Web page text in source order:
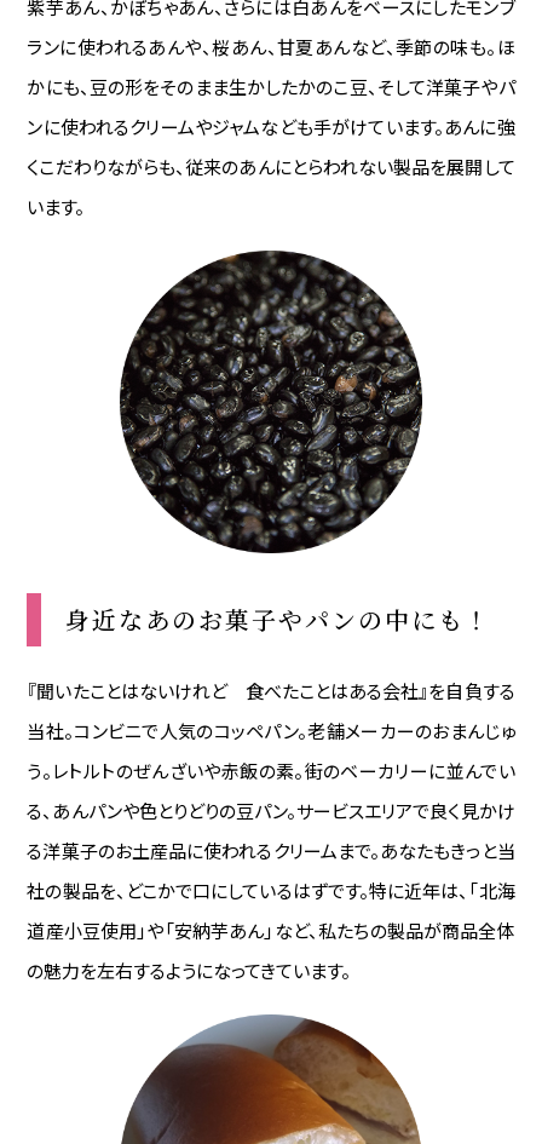
紫芋あん、かぼちゃあん、さらには白あんをベースにしたモンブ
ランに使われるあんや、桜あん、甘夏あんなど、季節の味も。ほ
かにも、豆の形をそのまま生かしたかのこ豆、そして洋菓子やパ
ンに使われるクリームやジャムなども手がけています。あんに強
くこだわりながらも、従来のあんにとらわれない製品を展開して
います。
身近なあのお菓子やパンの中にも！
『聞いたことはないけれど 食べたことはある会社』を自負する
当社。コンビニで人気のコッペパン。老舗メーカーのおまんじゅ
う。レトルトのぜんざいや赤飯の素。街のベーカリーに並んでい
る、あんパンや色とりどりの豆パン。サービスエリアで良く見かけ
る洋菓子のお土産品に使われるクリームまで。あなたもきっと当
社の製品を、どこかで口にしているはずです。特に近年は、「北海
道産小豆使用」や「安納芋あん」など、私たちの製品が商品全体
の魅力を左右するようになってきています。